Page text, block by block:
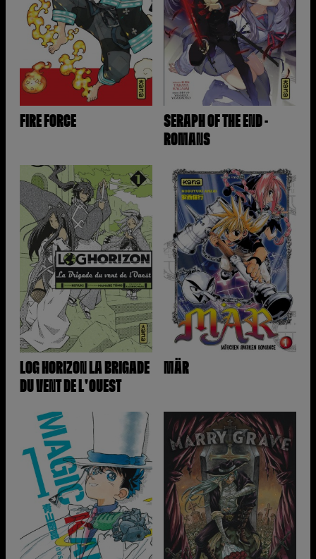
FIRE FORCE
SERAPH OF THE END -
ROMANS
LOG HORIZON LA BRIGADE
DU VENT DE L'OUEST
MÄR